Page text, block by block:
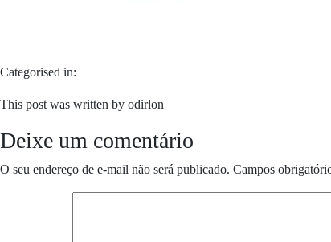
Categorised in:
This post was written by odirlon
Deixe um comentário
O seu endereço de e-mail não será publicado. Campos